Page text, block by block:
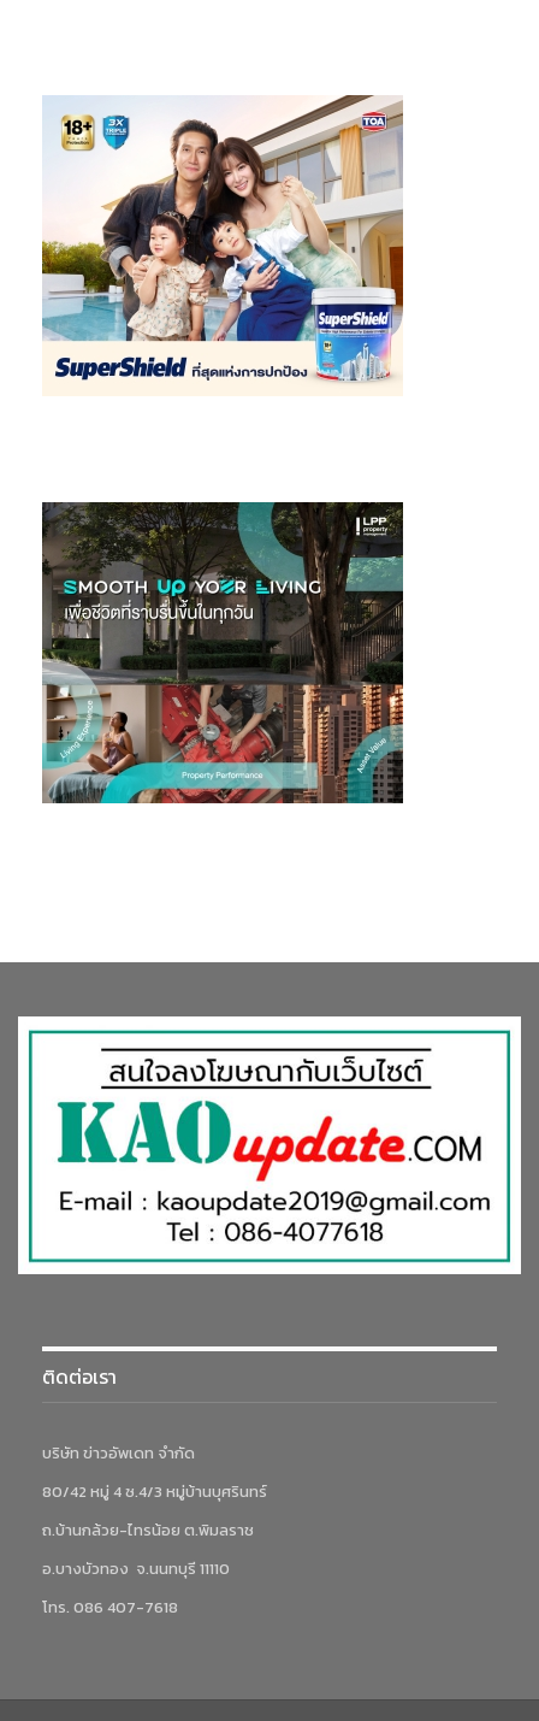
ติดต่อเรา
บริษัท ข่าวอัพเดท จำกัด
80/42 หมู่ 4 ซ.4/3 หมู่บ้านบุศรินทร์
ถ.บ้านกล้วย-ไทรน้อย ต.พิมลราช
อ.บางบัวทอง จ.นนทบุรี 11110
โทร. 086 407-7618